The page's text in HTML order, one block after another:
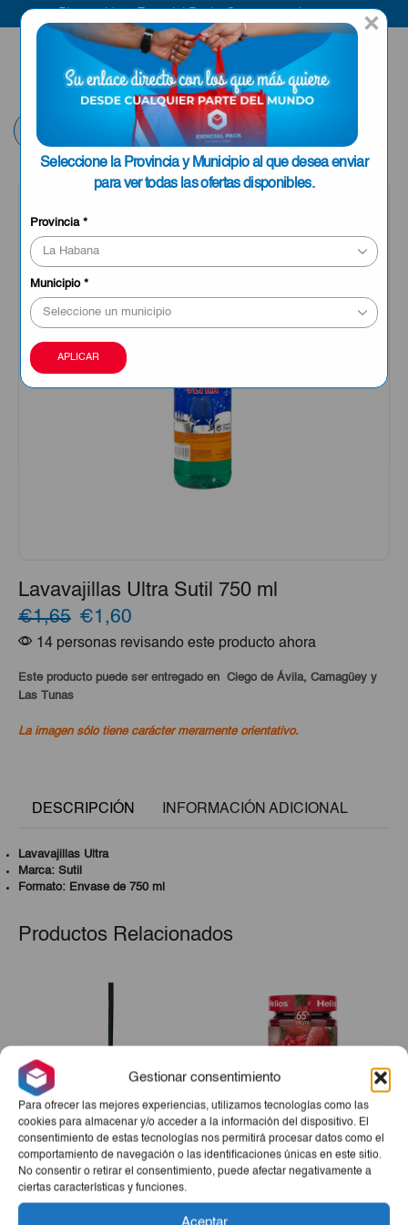
Gestionar consentimiento
Para ofrecer las mejores experiencias, utilizamos tecnologías como las
cookies para almacenar y/o acceder a la información del dispositivo. El
consentimiento de estas tecnologías nos permitirá procesar datos como el
comportamiento de navegación o las identificaciones únicas en este sitio.
No consentir o retirar el consentimiento, puede afectar negativamente a
ciertas características y funciones.
Aceptar
×
Seleccione la Provincia y Municipio al que desea enviar
para ver todas las ofertas disponibles.
Provincia*
Municipio*
APLICAR
ENVIAR A LA
HABANA
Lavavajillas Ultra Sutil 750 ml
€1,65 El
precio
original
€1,65.
€1,60
precio
actual
€1,60.
14 personas revisando este producto ahora
Este producto puede ser entregado en Ciego de Ávila, Camagüey y
Las Tunas
La imagen sólo tiene carácter meramente orientativo.
DESCRIPCIÓN INFORMACIÓN ADICIONAL
Lavavajillas Ultra
Marca: Sutil
Formato: Envase de 750 ml
Productos Relacionados
Recogedor
€2,50
Mermelada Extra Fresa Y
Arándano Helios 340g
€2,85